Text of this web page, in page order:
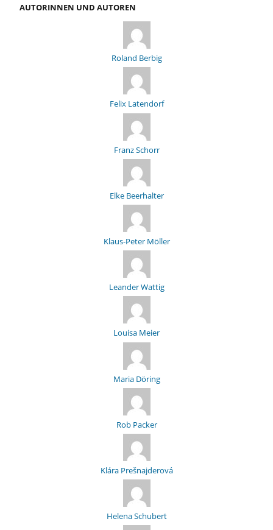
AUTORINNEN UND AUTOREN
Roland Berbig
Felix Latendorf
Franz Schorr
Elke Beerhalter
Klaus-Peter Möller
Leander Wattig
Louisa Meier
Maria Döring
Rob Packer
Klára Prešnajderová
Helena Schubert